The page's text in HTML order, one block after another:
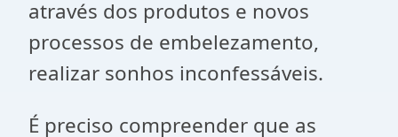
através dos produtos e novos
processos de embelezamento,
realizar sonhos inconfessáveis.
É preciso compreender que as